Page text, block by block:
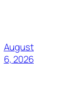
August
6, 2026